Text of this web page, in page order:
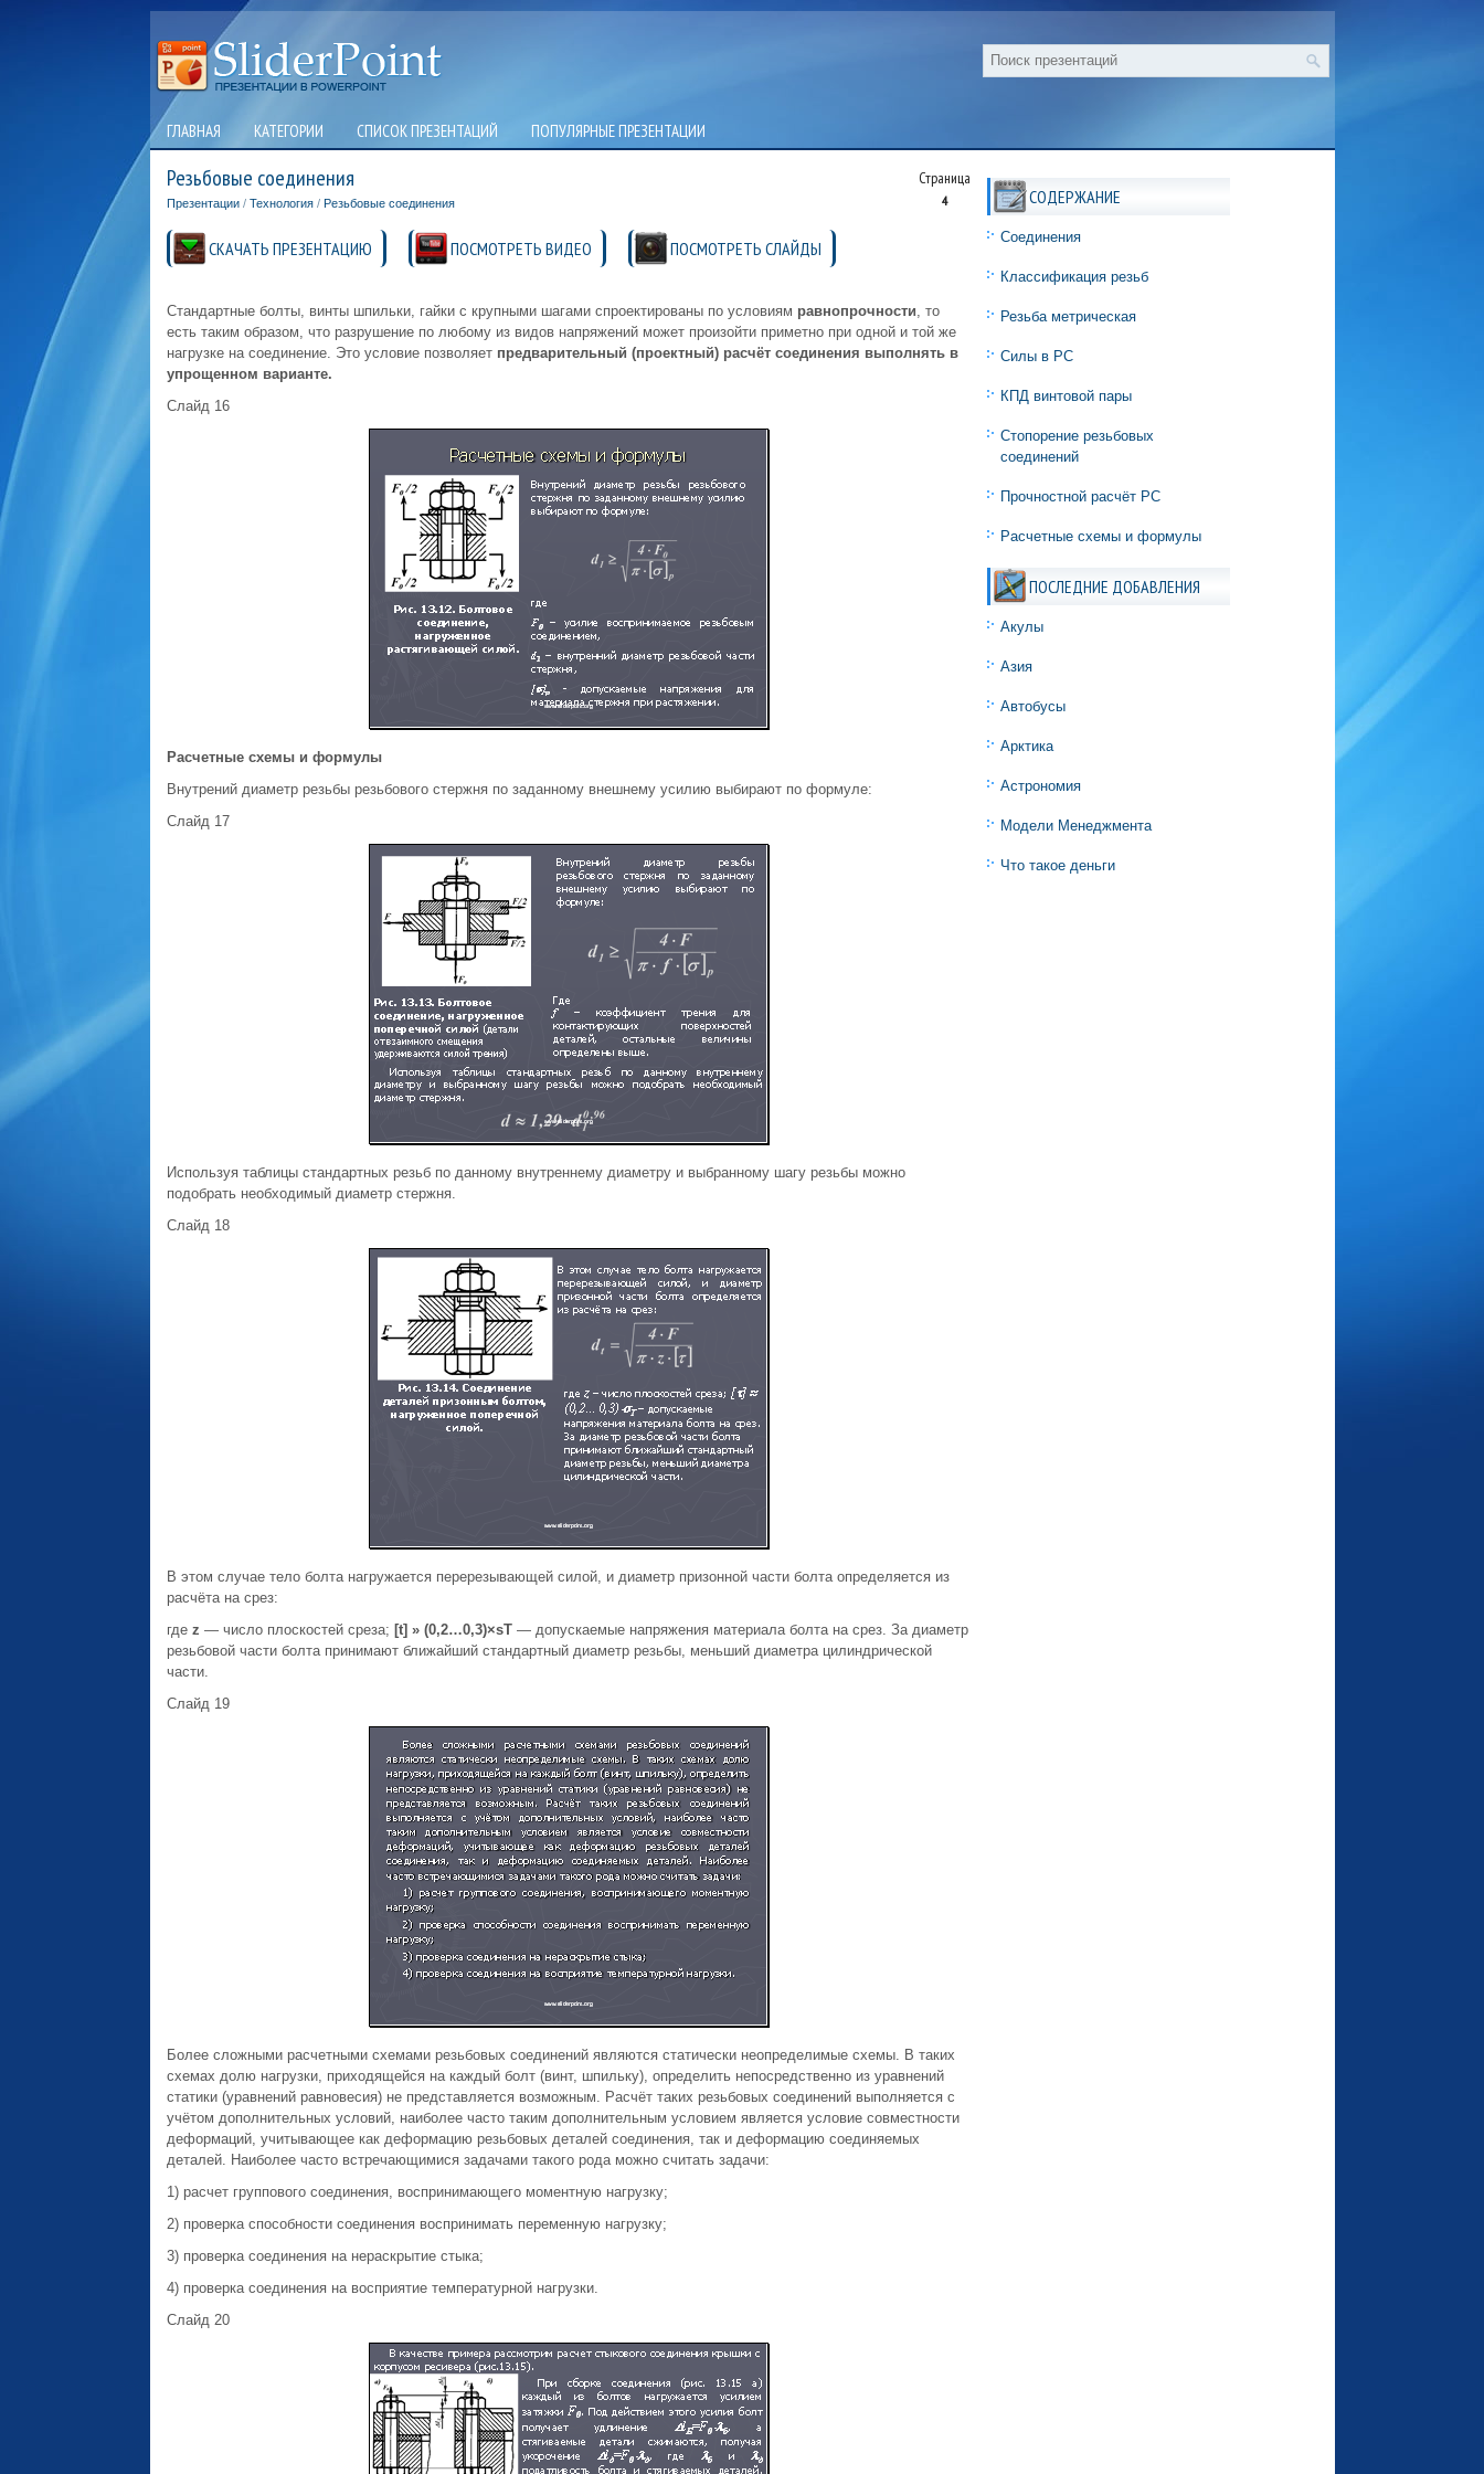
ГЛАВНАЯ КАТЕГОРИИ СПИСОК ПРЕЗЕНТАЦИЙ ПОПУЛЯРНЫЕ ПРЕЗЕНТАЦИИ
Резьбовые соединения Страница
4
Презентации/ Технология/ Резьбовые соединения
СКАЧАТЬ ПРЕЗЕНТАЦИЮ ПОСМОТРЕТЬ ВИДЕО ПОСМОТРЕТЬ СЛАЙДЫ
Стандартные болты, винты шпильки, гайки с крупными шагами спроектированы по условиям равнопрочности, то
есть таким образом, что разрушение по любому из видов напряжений может произойти приметно при одной и той же
нагрузке на соединение. Это условие позволяет предварительный (проектный) расчёт соединения выполнять в
упрощенном варианте.
Слайд 16
Расчетные схемы и формулы
Внутрений диаметр резьбы резьбового стержня по заданному внешнему усилию выбирают по формуле:
Слайд 17
Используя таблицы стандартных резьб по данному внутреннему диаметру и выбранному шагу резьбы можно
подобрать необходимый диаметр стержня.
Слайд 18
В этом случае тело болта нагружается перерезывающей силой, и диаметр призонной части болта определяется из
расчёта на срез:
где z — число плоскостей среза; [t] »(0,2…0,3)×sТ— допускаемые напряжения материала болта на срез. За диаметр
резьбовой части болта принимают ближайший стандартный диаметр резьбы, меньший диаметра цилиндрической
части.
Слайд 19
Более сложными расчетными схемами резьбовых соединений являются статически неопределимые схемы. В таких
схемах долю нагрузки, приходящейся на каждый болт (винт, шпильку), определить непосредственно из уравнений
статики (уравнений равновесия) не представляется возможным. Расчёт таких резьбовых соединений выполняется с
учётом дополнительных условий, наиболее часто таким дополнительным условием является условие совместности
деформаций, учитывающее как деформацию резьбовых деталей соединения, так и деформацию соединяемых
деталей. Наиболее часто встречающимися задачами такого рода можно считать задачи:
1) расчет группового соединения, воспринимающего моментную нагрузку;
2) проверка способности соединения воспринимать переменную нагрузку;
3) проверка соединения на нераскрытие стыка;
4) проверка соединения на восприятие температурной нагрузки.
Слайд 20
СОДЕРЖАНИЕ
Соединения
Классификация резьб
Резьба метрическая
Силы в РС
КПД винтовой пары
Стопорение резьбовых
соединений
Прочностной расчёт РС
Расчетные схемы и формулы
ПОСЛЕДНИЕ ДОБАВЛЕНИЯ
Акулы
Азия
Автобусы
Арктика
Астрономия
Модели Менеджмента
Что такое деньги